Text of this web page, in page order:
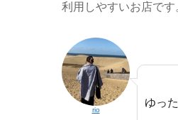
利用しやすいお店です
rio
ゆっ